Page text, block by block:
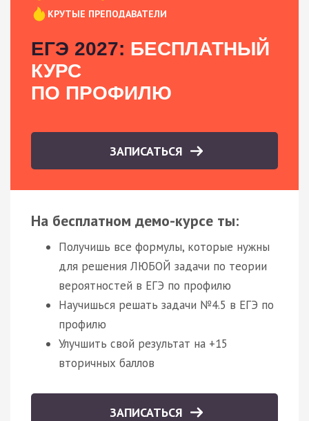
КРУТЫЕ ПРЕПОДАВАТЕЛИ
ЕГЭ 2027: БЕСПЛАТНЫЙ
КУРС
ПО ПРОФИЛЮ
ЗАПИСАТЬСЯ
На бесплатном демо-курсе ты:
Получишь все формулы, которые нужны
для решения ЛЮБОЙ задачи по теории
вероятностей в ЕГЭ по профилю
Научишься решать задачи №4.5 в ЕГЭ по
профилю
Улучшить свой результат на +15
вторичных баллов
ЗАПИСАТЬСЯ